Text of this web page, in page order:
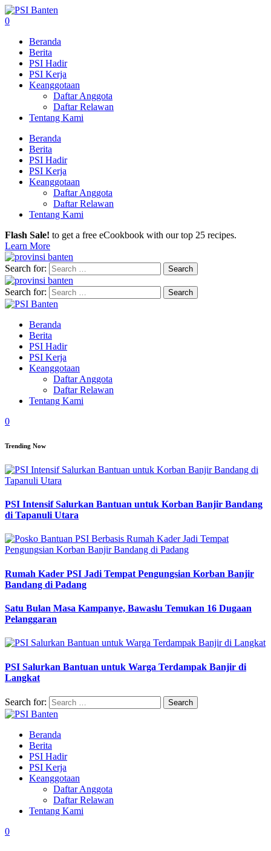
0
Beranda
Berita
PSI Hadir
PSI Kerja
Keanggotaan
Daftar Anggota
Daftar Relawan
Tentang Kami
Beranda
Berita
PSI Hadir
PSI Kerja
Keanggotaan
Daftar Anggota
Daftar Relawan
Tentang Kami
Flash Sale! to get a free eCookbook with our top 25 recipes.
Learn More
Search for:
Search for:
Beranda
Berita
PSI Hadir
PSI Kerja
Keanggotaan
Daftar Anggota
Daftar Relawan
Tentang Kami
0
Trending Now
PSI Intensif Salurkan Bantuan untuk Korban Banjir Bandang
di Tapanuli Utara
Rumah Kader PSI Jadi Tempat Pengungsian Korban Banjir
Bandang di Padang
Satu Bulan Masa Kampanye, Bawaslu Temukan 16 Dugaan
Pelanggaran
PSI Salurkan Bantuan untuk Warga Terdampak Banjir di
Langkat
Search for:
Beranda
Berita
PSI Hadir
PSI Kerja
Keanggotaan
Daftar Anggota
Daftar Relawan
Tentang Kami
0